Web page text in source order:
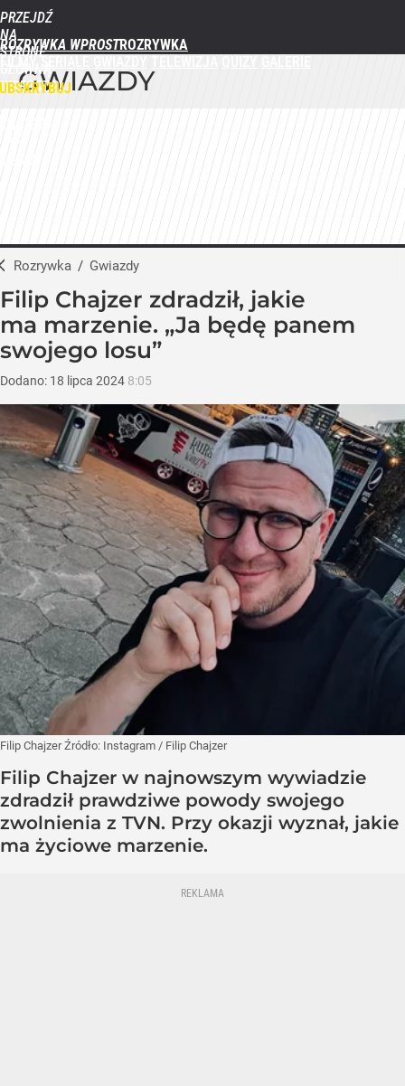
PRZEJDŹ
NA
STRONĘ
GŁÓWNĄ
WPROST.PL
ROZRYWKA WPROST
GWIAZDY
Rozrywka / Gwiazdy
Filip Chajzer zdradził, jakie
ma marzenie. „Ja będę panem
swojego losu”
Dodano: 18 lipca 2024 8:05
Filip ChajzerŹródło: Instagram / Filip Chajzer
Filip Chajzer w najnowszym wywiadzie
zdradził prawdziwe powody swojego
zwolnienia z TVN. Przy okazji wyznał, jakie
ma życiowe marzenie.